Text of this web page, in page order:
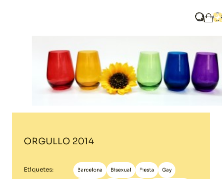
QuèLa
ORGULLO 2014
Etiquetes: Barcelona Bisexual Fiesta Gay